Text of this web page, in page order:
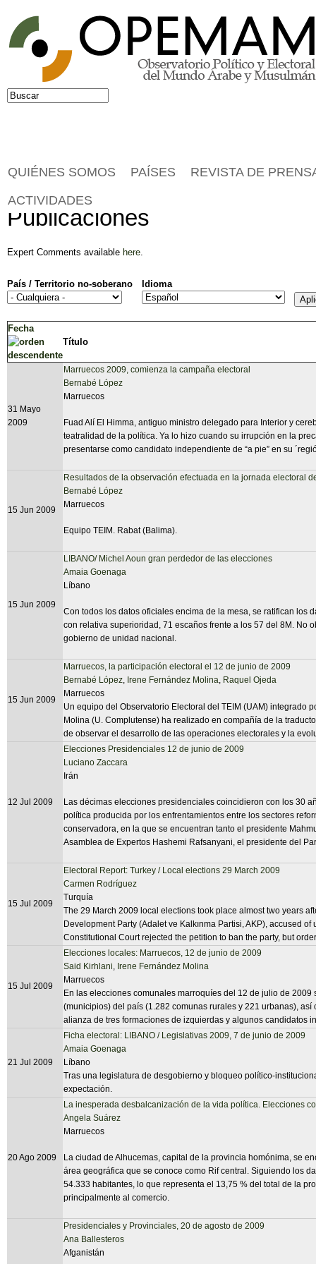
Jump to navigation
Formulario de búsqueda
Buscar
Publicaciones
Expert Comments available here.
País / Territorio no-soberano Idioma
Fecha
Título
31 Mayo
2009
Marruecos 2009, comienza la campaña electoral
Bernabé López
Marruecos
Fuad Alí El Himma, antiguo ministro delegado para Interior y
teatralidad de la política. Ya lo hizo cuando su irrupción en la
presentarse como candidato independiente de “a pie” en su
15 Jun 2009
Resultados de la observación efectuada en la jornada electoral
Bernabé López
Marruecos
Equipo TEIM. Rabat (Balima).
15 Jun 2009
LIBANO/ Michel Aoun gran perdedor de las elecciones
Amaia Goenaga
Líbano
Con todos los datos oficiales encima de la mesa, se ratifican los
con relativa superioridad, 71 escaños frente a los 57 del 8M. No
gobierno de unidad nacional.
15 Jun 2009
Marruecos, la participación electoral el 12 de junio de 2009
Bernabé López Irene Fernández Molina Raquel Ojeda
Marruecos
Un equipo del Observatorio Electoral del TEIM (UAM) integrado
Molina (U. Complutense) ha realizado en compañía de la
de observar el desarrollo de las operaciones electorales y la
12 Jul 2009
Elecciones Presidenciales 12 de junio de 2009
Luciano Zaccara
Irán
Las décimas elecciones presidenciales coincidieron con los 30
política producida por los enfrentamientos entre los sectores
conservadora, en la que se encuentran tanto el presidente
Asamblea de Expertos Hashemi Rafsanyani, el presidente del
15 Jul 2009
Electoral Report: Turkey / Local elections 29 March 2009
Carmen Rodríguez
Turquía
The 29 March 2009 local elections took place almost two years
Development Party (Adalet ve Kalkınma Partisi, AKP), accused
Constitutional Court rejected the petition to ban the party, but
15 Jul 2009
Elecciones locales: Marruecos, 12 de junio de 2009
Said Kirhlani Irene Fernández Molina
Marruecos
En las elecciones comunales marroquíes del 12 de julio de
(municipios) del país (1.282 comunas rurales y 221 urbanas),
alianza de tres formaciones de izquierdas y algunos candidatos
21 Jul 2009
Ficha electoral: LIBANO / Legislativas 2009, 7 de junio de 2009
Amaia Goenaga
Líbano
Tras una legislatura de desgobierno y bloqueo político-
expectación.
20 Ago 2009
La inesperada desbalcanización de la vida política. Elecciones
Angela Suárez
Marruecos
La ciudad de Alhucemas, capital de la provincia homónima, se
área geográfica que se conoce como Rif central. Siguiendo los
54.333 habitantes, lo que representa el 13,75 % del total de la
principalmente al comercio.
Presidenciales y Provinciales, 20 de agosto de 2009
Ana Ballesteros
Afganistán
QUIÉNES SOMOS PAÍSES REVISTA DE
ACTIVIDADES